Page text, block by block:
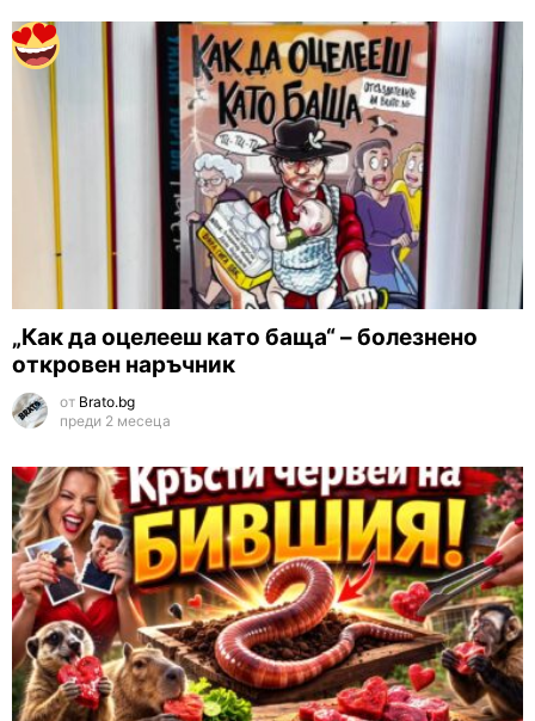
„Как да оцелееш като баща“ – болезнено
откровен наръчник
от Brato.bg
преди 2 месеца